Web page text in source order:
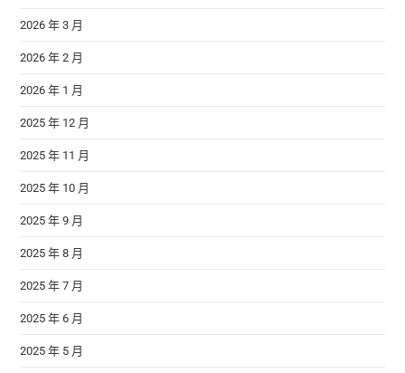
2026 年 3 月
2026 年 2 月
2026 年 1 月
2025 年 12 月
2025 年 11 月
2025 年 10 月
2025 年 9 月
2025 年 8 月
2025 年 7 月
2025 年 6 月
2025 年 5 月